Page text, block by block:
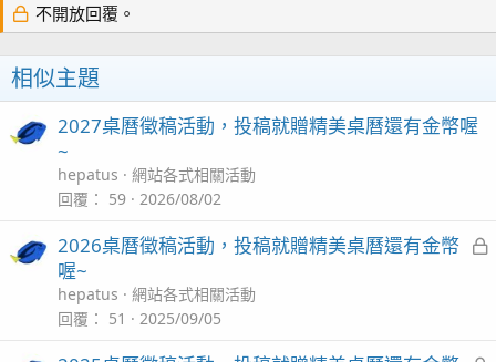
i
o
n
s
：
不開放回覆。
相似主題
2027桌曆徵稿活動，投稿就贈精美桌曆還有金幣喔
~
hepatus
網站各式相關活動
回覆
59 2026/08/02
2026桌曆徵稿活動，投稿就贈精美桌曆還有金幣
喔~
hepatus
網站各式相關活動
回覆
51 2025/09/05